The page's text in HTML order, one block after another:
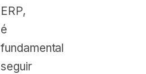
ERP,
é
fundamental
seguir